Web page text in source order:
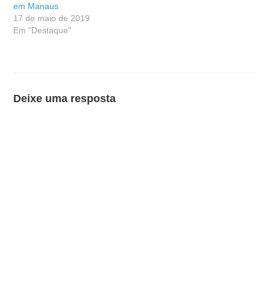
em Manaus
17 de maio de 2019
Em "Destaque"
Deixe uma resposta